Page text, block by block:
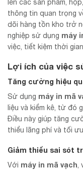
lên các sản phẩm,
thông tin quan trọng
dõi hàng tồn kho trở
nghiệp sử dụng máy
việc, tiết kiệm thời
Lợi ích của việc
Tăng cường hiệu
Sử dụng máy in mã
liệu và kiểm kê, từ đó
Điều này giúp tăng
thiểu lãng phí và tối
Giảm thiểu sai sót
Với máy in mã vạch,